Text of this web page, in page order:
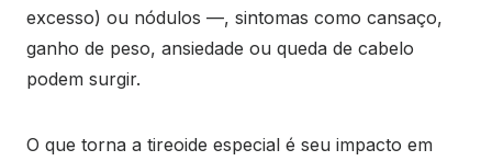
excesso) ou nódulos —, sintomas como cansaço,
ganho de peso, ansiedade ou queda de cabelo
podem surgir.
O que torna a tireoide especial é seu impacto em